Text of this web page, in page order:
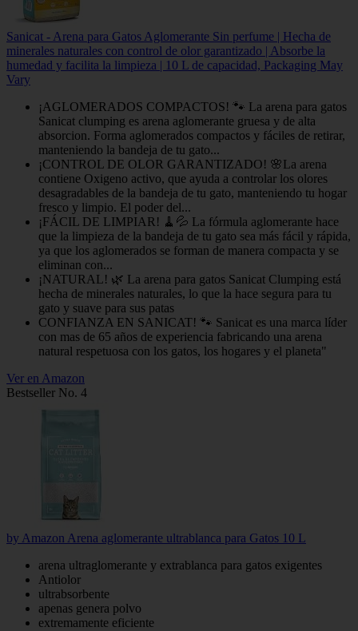
Sanicat - Arena para Gatos Aglomerante Sin perfume | Hecha de
minerales naturales con control de olor garantizado | Absorbe la
humedad y facilita la limpieza | 10 L de capacidad, Packaging May
Vary
¡AGLOMERADOS COMPACTOS! 🐾 La arena para gatos
Sanicat clumping es arena aglomerante gruesa y de alta
absorcion. Forma aglomerados compactos y fáciles de retirar,
manteniendo la bandeja de tu gato...
¡CONTROL DE OLOR GARANTIZADO! 🌸La arena
contiene Oxigeno activo, que ayuda a controlar los olores
desagradables de la bandeja de tu gato, manteniendo tu hogar
fresco y limpio. El poder del...
¡FÁCIL DE LIMPIAR! 🧹💦 La fórmula aglomerante hace
que la limpieza de la bandeja de tu gato sea más fácil y rápida,
ya que los aglomerados se forman de manera compacta y se
eliminan con...
¡NATURAL! 🌿 La arena para gatos Sanicat Clumping está
hecha de minerales naturales, lo que la hace segura para tu
gato y suave para sus patas
CONFIANZA EN SANICAT! 🐾 Sanicat es una marca líder
con mas de 65 años de experiencia fabricando una arena
natural respetuosa con los gatos, los hogares y el planeta"
Ver en Amazon
Bestseller No. 4
by Amazon Arena aglomerante ultrablanca para Gatos 10 L
arena ultraglomerante y extrablanca para gatos exigentes
Antiolor
ultrabsorbente
apenas genera polvo
extremamente eficiente